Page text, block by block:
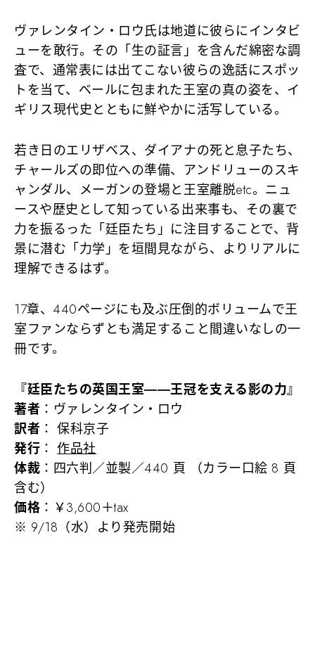
ヴァレンタイン・ロウ氏は地道に彼らにインタビ
ューを敢行。その「生の証言」を含んだ綿密な調
査で、通常表には出てこない彼らの逸話にスポッ
トを当て、ベールに包まれた王室の真の姿を、イ
ギリス現代史とともに鮮やかに活写している。
若き日のエリザベス、ダイアナの死と息子たち、
チャールズの即位への準備、アンドリューのスキ
ャンダル、メーガンの登場と王室離脱etc。ニュ
ースや歴史として知っている出来事も、その裏で
力を振るった「廷臣たち」に注目することで、背
景に潜む「力学」を垣間見ながら、よりリアルに
理解できるはず。
17章、440ページにも及ぶ圧倒的ボリュームで王
室ファンならずとも満足すること間違いなしの一
冊です。
『廷臣たちの英国王室――王冠を支える影の力』
著者 ：ヴァレンタイン・ロウ
訳者 ： 保科京子
発行 ：作品社
体裁 ：四六判／並製／440 頁 （カラー口絵 8 頁
含む）
価格 ：￥3,600＋tax
※ 9/18（水）より発売開始